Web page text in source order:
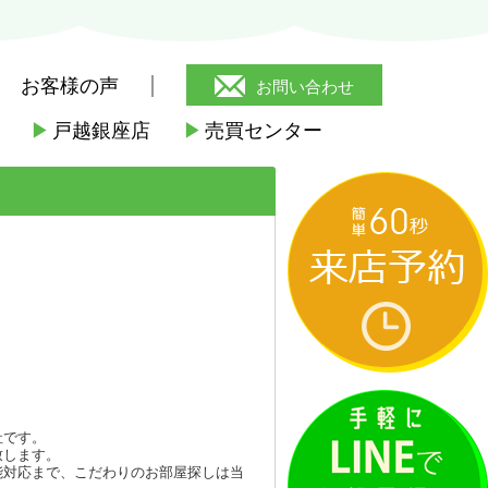
お客様の声 お問い合わせ
▶ 戸越銀座店 ▶ 売買センター
旧名)キャッスルヒル荏原中延
す。
ます。
応まで、こだわりのお部屋探しは当